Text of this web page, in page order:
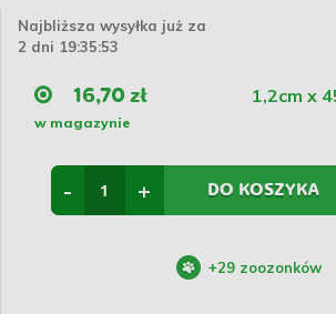
Najbliższa wysyłka już za
2 dni 19:35:53
16,70 zł 1,2cm x
w magazynie
+
- DO KOSZYKA
+29 zoozonków